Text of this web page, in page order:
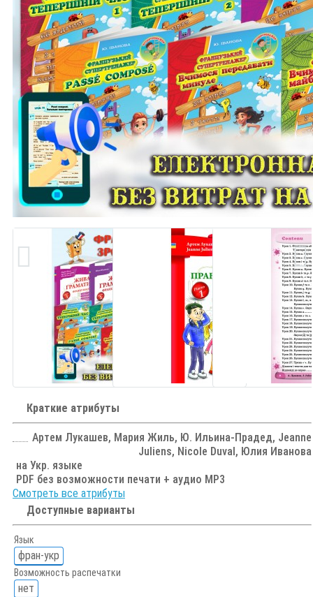
Краткие атрибуты
Артем Лукашев, Мария Жиль, Ю. Ильина-Прадед, Jeanne
Juliens, Nicole Duval, Юлия Иванова
на Укр. языке
PDF без возможности печати + аудио MP3
Смотреть все атрибуты
Доступные варианты
Язык
фран-укр
Возможность распечатки
нет